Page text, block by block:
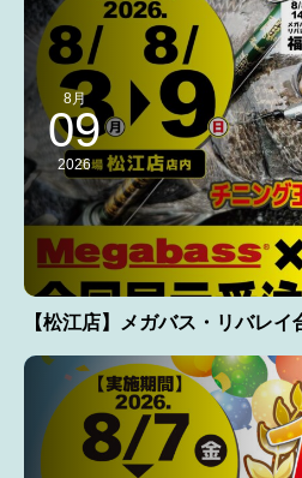
8月
09
2026
【松江店】メガバス・リバレ